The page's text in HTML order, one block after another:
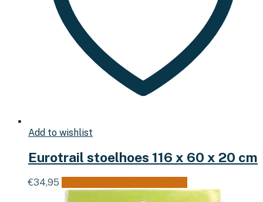
Add to wishlist
Eurotrail stoelhoes 116 x 60 x 20 cm
€34,95